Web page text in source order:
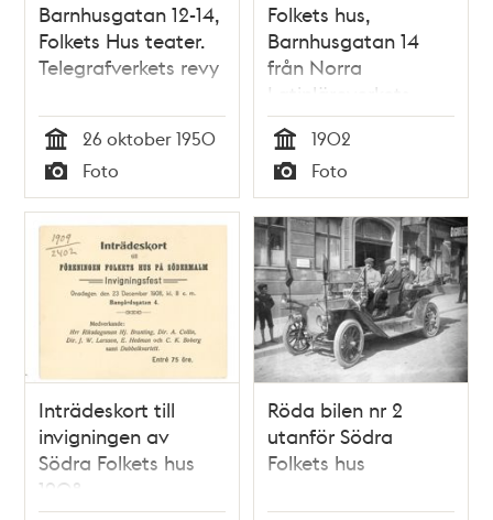
Barnhusgatan 12-14,
Folkets Hus teater.
Telegrafverkets revy
Tid
26 oktober 1950
Typ
Foto
Folkets hus,
Barnhusgatan 14
från Norra
Latinläroverkets
skolgård
Tid
1902
Typ
Foto
Inträdeskort till
invigningen av
Södra Folkets hus
1908
Röda bilen nr 2
utanför Södra
Folkets hus